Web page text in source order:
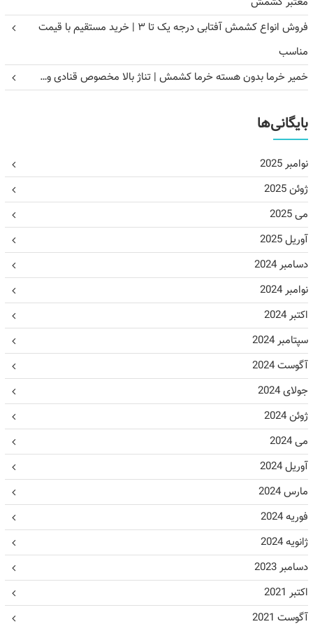
فروش انواع کشمش آفتابی درجه یک تا ۳ | خرید مستقیم با قیمت
مناسب
خمیر خرما بدون هسته خرما کشمش | تناژ بالا مخصوص قنادی و…
بایگانی‌ها
نوامبر 2025
ژوئن 2025
می 2025
آوریل 2025
دسامبر 2024
نوامبر 2024
اکتبر 2024
سپتامبر 2024
آگوست 2024
جولای 2024
ژوئن 2024
می 2024
آوریل 2024
مارس 2024
فوریه 2024
ژانویه 2024
دسامبر 2023
اکتبر 2021
آگوست 2021